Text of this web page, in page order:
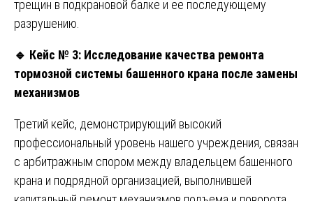
трещин в подкрановой балке и ее последующему
разрушению.
🔹 Кейс № 3: Исследование качества ремонта
тормозной системы башенного крана после замены
механизмов
Третий кейс, демонстрирующий высокий
профессиональный уровень нашего учреждения, связан
с арбитражным спором между владельцем башенного
крана и подрядной организацией, выполнившей